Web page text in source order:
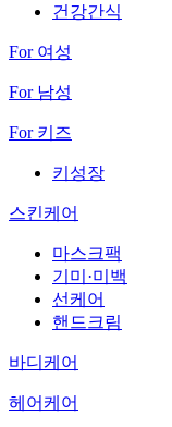
건강간식
For 여성
For 남성
For 키즈
키성장
스킨케어
마스크팩
기미·미백
선케어
핸드크림
바디케어
헤어케어